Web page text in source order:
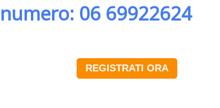
numero: 06 69922624
REGISTRATI ORA